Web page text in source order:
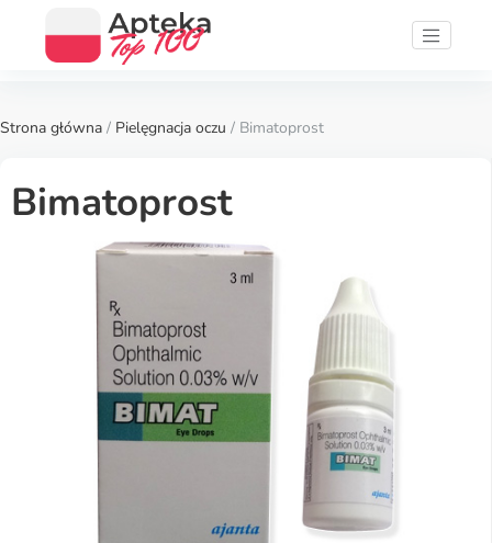
Strona główna / Pielęgnacja oczu / Bimatoprost
Bimatoprost